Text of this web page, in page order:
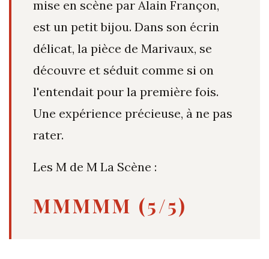
mise en scène par Alain Françon,
est un petit bijou. Dans son écrin
délicat, la pièce de Marivaux, se
découvre et séduit comme si on
l'entendait pour la première fois.
Une expérience précieuse, à ne pas
rater.
Les M de M La Scène :
MMMMM (5/5)